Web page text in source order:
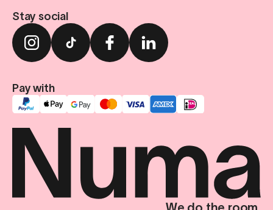
Stay social
Pay with